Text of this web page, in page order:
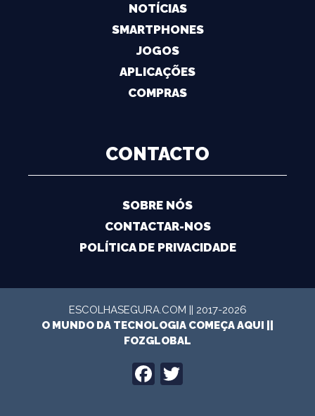
NOTÍCIAS
SMARTPHONES
JOGOS
APLICAÇÕES
COMPRAS
CONTACTO
SOBRE NÓS
CONTACTAR-NOS
POLÍTICA DE PRIVACIDADE
ESCOLHASEGURA.COM || 2017-2026
O MUNDO DA TECNOLOGIA COMEÇA AQUI ||
FOZGLOBAL
FACEBOOK